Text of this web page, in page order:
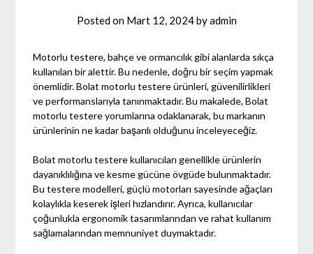
Posted on Mart 12, 2024byadmin
Motorlu testere, bahçe ve ormancılık gibi alanlarda sıkça
kullanılan bir alettir. Bu nedenle, doğru bir seçim yapmak
önemlidir. Bolat motorlu testere ürünleri, güvenilirlikleri
ve performanslarıyla tanınmaktadır. Bu makalede, Bolat
motorlu testere yorumlarına odaklanarak, bu markanın
ürünlerinin ne kadar başarılı olduğunu inceleyeceğiz.
Bolat motorlu testere kullanıcıları genellikle ürünlerin
dayanıklılığına ve kesme gücüne övgüde bulunmaktadır.
Bu testere modelleri, güçlü motorları sayesinde ağaçları
kolaylıkla keserek işleri hızlandırır. Ayrıca, kullanıcılar
çoğunlukla ergonomik tasarımlarından ve rahat kullanım
sağlamalarından memnuniyet duymaktadır.